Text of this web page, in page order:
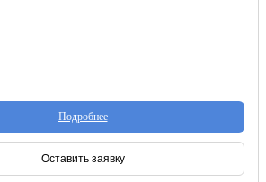
Подробнее
Оставить заявку